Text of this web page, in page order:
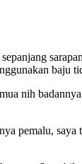
baju
nih
pemalu,